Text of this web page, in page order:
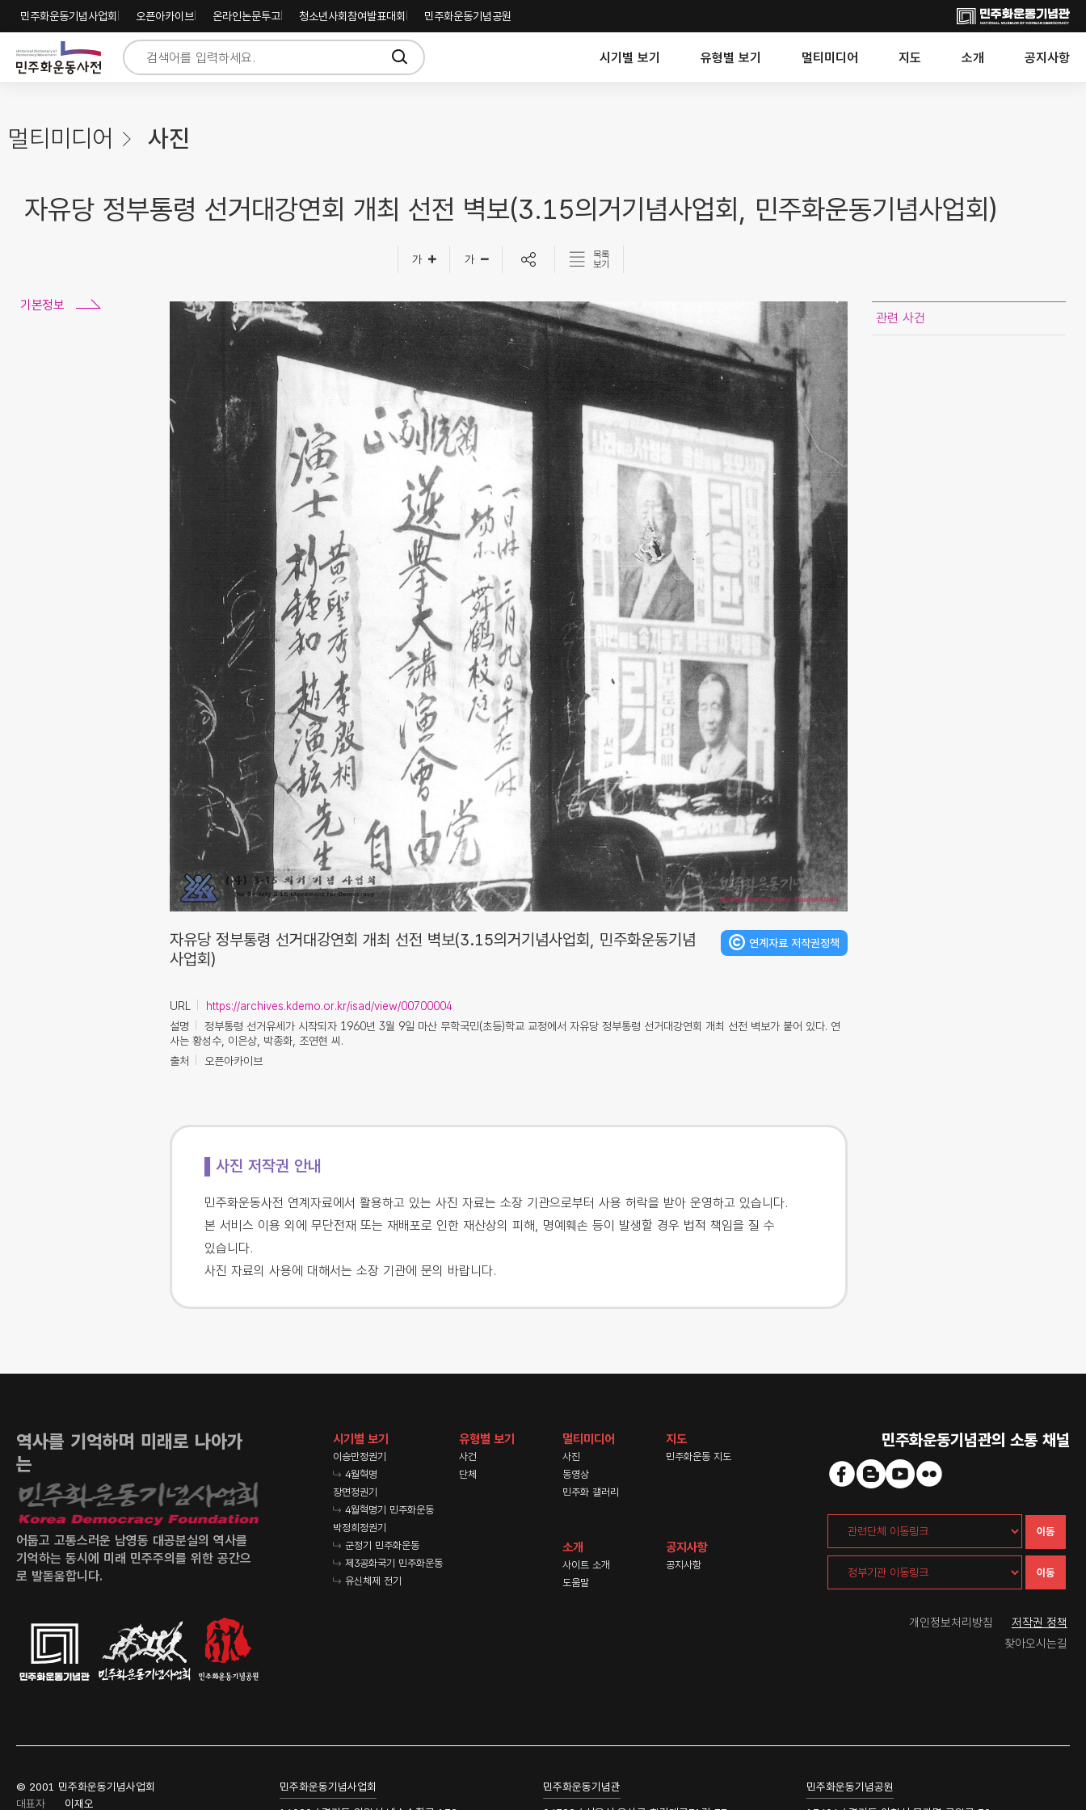
가
기
기
민주화운동기념사업회 오픈아카이브 온라인논문투고 청소년사회참여발표대회 민주화운동기념공원
시기별 보기 유형별 보기 멀티미디어 지도 소개 공지사항
멀티미디어 사진
자유당 정부통령 선거대강연회 개최 선전 벽보(3.15의거기념사업회, 민주화운동기념사업회)
목록
보기
기본정보
자유당 정부통령 선거대강연회 개최 선전 벽보(3.15의거기념사업회, 민주화운동기념
사업회)
연계자료 저작권정책
URL
https://archives.kdemo.or.kr/isad/view/00700004
설명
정부통령 선거유세가 시작되자 1960년 3월 9일 마산 무학국민(초등)학교 교정에서 자유당 정부통령 선거대강연회 개최 선전 벽보가 붙어 있다. 연
사는 황성수, 이은상, 박종화, 조연현 씨.
출처
오픈아카이브
▌사진 저작권 안내
민주화운동사전 연계자료에서 활용하고 있는 사진 자료는 소장 기관으로부터 사용 허락을 받아 운영하고 있습니다.
본 서비스 이용 외에 무단전재 또는 재배포로 인한 재산상의 피해, 명예훼손 등이 발생할 경우 법적 책임을 질 수
있습니다.
사진 자료의 사용에 대해서는 소장 기관에 문의 바랍니다.
관련 사건
역사를 기억하며 미래로 나아가
는
어둡고 고통스러운 남영동 대공분실의 역사를
기억하는 동시에 미래 민주주의를 위한 공간으
로 발돋움합니다.
시기별 보기
이승만정권기
4월혁명
장면정권기
4월혁명기 민주화운동
박정희정권기
군정기 민주화운동
제3공화국기 민주화운동
유신체제 전기
유형별 보기
사건
단체
멀티미디어
사진
동영상
민주화 갤러리
소개
사이트 소개
도움말
지도
민주화운동 지도
공지사항
공지사항
민주화운동기념관의 소통 채널
이동
이동
개인정보처리방침
저작권 정책
찾아오시는길
© 2001 민주화운동기념사업회
대표자
이재오
민주화운동기념사업회
민주화운동기념관
민주화운동기념공원